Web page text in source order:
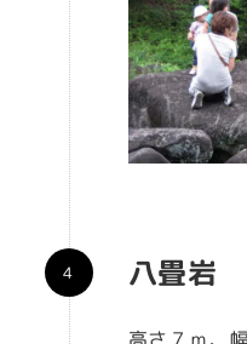
八畳岩